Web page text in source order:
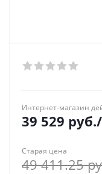
Интернет-магазин
39 529 руб.
Старая цена
49 411.25